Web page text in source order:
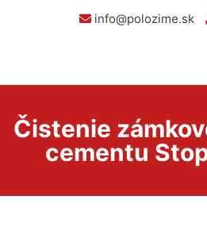
info@polozime.sk
Čistenie
cementu